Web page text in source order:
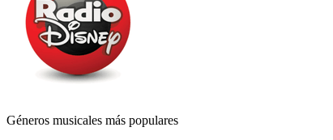
Géneros musicales más populares